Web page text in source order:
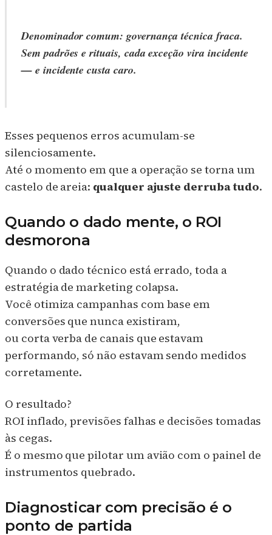
Denominador comum: governança técnica fraca.
Sem padrões e rituais, cada exceção vira incidente
— e incidente custa caro.
Esses pequenos erros acumulam-se
silenciosamente.
Até o momento em que a operação se torna um
castelo de areia: qualquer ajuste derruba tudo.
Quando o dado mente, o ROI
desmorona
Quando o dado técnico está errado, toda a
estratégia de marketing colapsa.
Você otimiza campanhas com base em
conversões que nunca existiram,
ou corta verba de canais que estavam
performando, só não estavam sendo medidos
corretamente.
O resultado?
ROI inflado, previsões falhas e decisões tomadas
às cegas.
É o mesmo que pilotar um avião com o painel de
instrumentos quebrado.
Diagnosticar com precisão é o
ponto de partida